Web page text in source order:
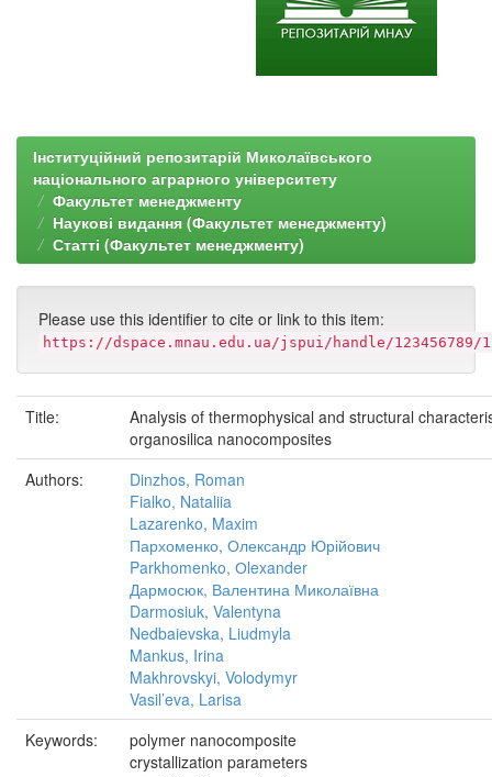
Інституційний репозитарій Миколаївського
національного аграрного університету
Факультет менеджменту
Наукові видання (Факультет менеджменту)
Статті (Факультет менеджменту)
Please use this identifier to cite or link to this item:
https://dspace.mnau.edu.ua/jspui/handle/123456789/
Title:
Analysis of thermophysical and structural
organosilica nanocomposites
Authors:
Dinzhos, Roman
Fialko, Nataliia
Lazarenko, Maxim
Пархоменко, Олександр Юрійович
Parkhomenko, Оlexander
Дармосюк, Валентина Миколаївна
Darmosiuk, Valentyna
Nedbaievska, Liudmyla
Mankus, Irina
Makhrovskyi, Volodymyr
Vasil’eva, Larisa
Keywords:
polymer nanocomposite
crystallization parameters